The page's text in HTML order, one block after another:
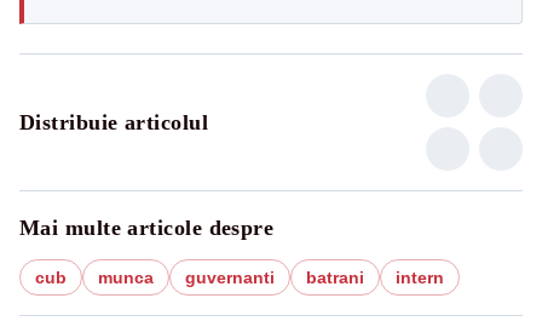
Distribuie articolul
Mai multe articole despre
cub munca guvernanti batrani intern